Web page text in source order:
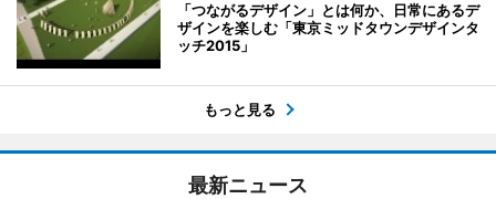
「つながるデザイン」とは何か、日常にあるデ
ザインを楽しむ「東京ミッドタウンデザインタ
ッチ2015」
もっと見る
最新ニュース